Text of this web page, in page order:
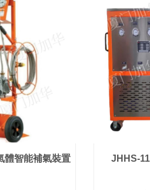
體智能補氣裝置 JHHS-